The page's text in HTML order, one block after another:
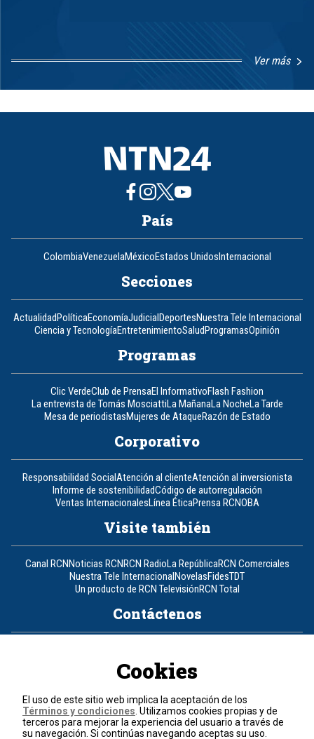
Ver más
8
País
ColombiaVenezuelaMéxicoEstados UnidosInternacional
Secciones
ActualidadPolíticaEconomíaJudicialDeportesNuestra Tele Internacional
Ciencia y TecnologíaEntretenimientoSaludProgramasOpinión
Programas
Clic VerdeClub de PrensaEl InformativoFlash Fashion
La entrevista de Tomás MosciattiLa MañanaLa NocheLa Tarde
Mesa de periodistasMujeres de AtaqueRazón de Estado
Corporativo
Responsabilidad SocialAtención al clienteAtención al inversionista
Informe de sostenibilidadCódigo de autorregulación
Ventas InternacionalesLínea ÉticaPrensa RCNOBA
Visite también
Canal RCNNoticias RCNRCN RadioLa RepúblicaRCN Comerciales
Nuestra Tele InternacionalNovelasFidesTDT
Un producto de RCN TelevisiónRCN Total
Contáctenos
Política de cookies
Términos y condiciones
© 2026, RCN Medios.
Cookies
El uso de este sitio web implica la aceptación de los
Términos y condiciones . Utilizamos cookies propias y de
terceros para mejorar la experiencia del usuario a través de
su navegación. Si continúas navegando aceptas su uso.